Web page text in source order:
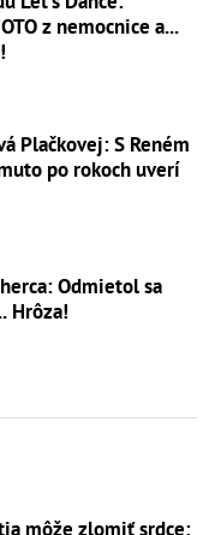
z nemocnice a...
Plačkovej: S Reném
po rokoch uverí
Odmietol sa
Hrôza!
môže zlomiť srdce: